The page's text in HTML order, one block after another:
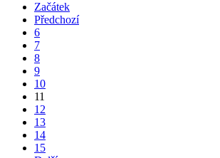
Začátek
Předchozí
6
7
8
9
10
11
12
13
14
15